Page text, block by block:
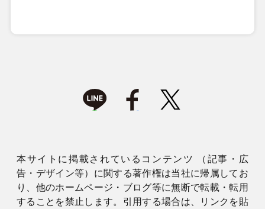
本サイトに掲載されているコンテンツ （記事・広
告・デザイン等）に関する著作権は当社に帰属してお
り、他のホームページ・ブログ等に無断で転載・転用
することを禁止します。引用する場合は、リンクを貼